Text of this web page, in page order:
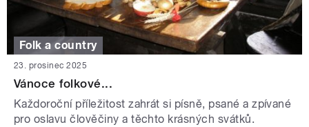
Folk a country
23. prosinec 2025
Vánoce folkové...
Každoroční příležitost zahrát si písně, psané a zpívané
pro oslavu člověčiny a těchto krásných svátků.